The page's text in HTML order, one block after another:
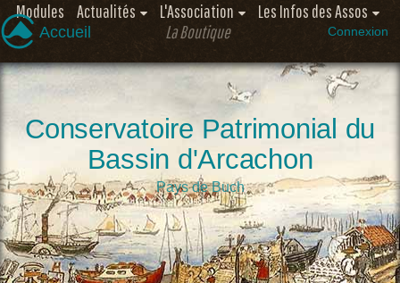
Accueil
Modules Actualités L'Association
Les Infos des Assos
La Boutique
Connexion
Conservatoire Patrimonial du
Bassin d'Arcachon
Pays de Buch